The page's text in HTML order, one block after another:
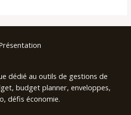
dédié au outils de gestions de
budget planner, enveloppes,
défis économie.